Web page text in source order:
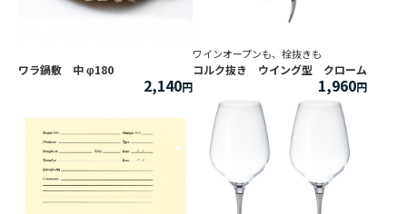
ワラ鍋敷 中 φ180
2,140
ワインオープンも、栓抜きも
コルク抜き ウイング型 クローム
1,960